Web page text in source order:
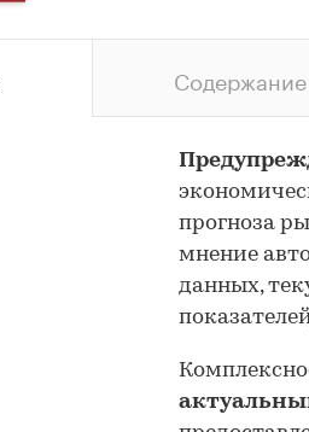
Содержание
прогноза
мнение
данных,